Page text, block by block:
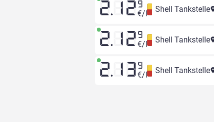
2.12 9
€/l Shell Tankstelle
2.12 9
€/l Shell Tankstelle
2.13 9
€/l Shell Tankstelle